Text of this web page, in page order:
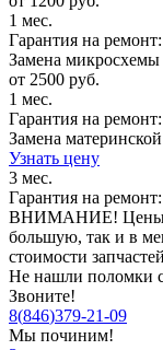
1 мес.
Гарантия на
Замена
от 2500 руб.
1 мес.
Гарантия на
Замена
Узнать цену
3 мес.
Гарантия на
ВНИМАНИЕ! Цены
большую, так и в
стоимости
Не нашли поломки
Звоните!
8(846)379-21-09
Мы починим!